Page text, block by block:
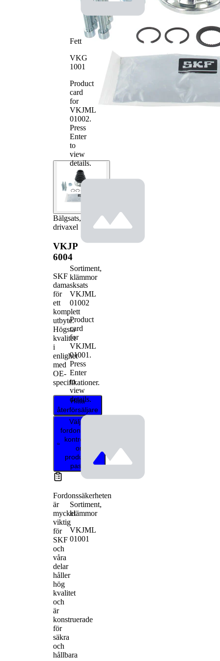
Bälgsats,
drivaxel
VKJP
6004
SKF
damasksats
för
ett
komplett
utbyte.
Högsta
kvalitet
i
enlighet
med
OE-
specifikationer.
Hitta
återförsäljare
Välj ditt
fordon för att
kontrollera
om
produkten
passar
Fordonssäkerheten
är
mycket
viktig
för
SKF
och
våra
delar
håller
hög
kvalitet
och
är
konstruerade
för
säkra
och
hållbara
Fett
VKG
1001
Product
card
for
VKJML
01002.
Press
Enter
to
view
details.
Sortiment,
klämmor
VKJML
01002
Product
card
for
VKJML
01001 .
Press
Enter
to
view
details.
Sortiment,
klämmor
VKJML
01001